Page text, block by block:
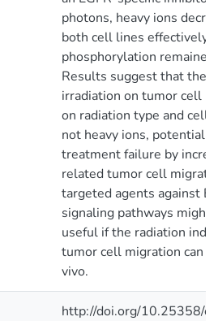
photons, heavy ions
both cell lines effectively
phosphorylation remained
Results suggest that the
irradiation on tumor cell
on radiation type and cell
not heavy ions,
treatment failure by
related tumor cell
targeted agents against
signaling pathways might
useful if the radiation
tumor cell migration can
vivo.
http://doi.org/10.25358/